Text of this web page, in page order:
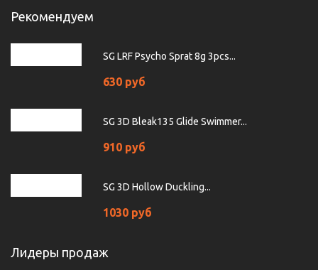
Рекомендуем
SG LRF Psycho Sprat 8g 3pcs...
630 руб
SG 3D Bleak135 Glide Swimmer...
910 руб
SG 3D Hollow Duckling...
1030 руб
Лидеры продаж